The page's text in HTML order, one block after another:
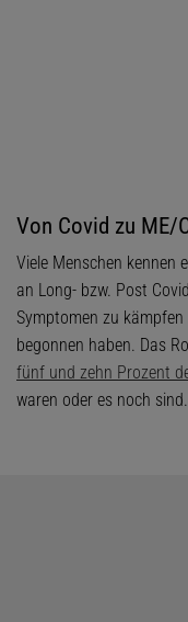
Von Covid zu ME/
Viele Menschen kennen
an Long- bzw. Post
Symptomen zu
begonnen haben. Das
fünf und zehn Prozent
waren oder es noch sind.